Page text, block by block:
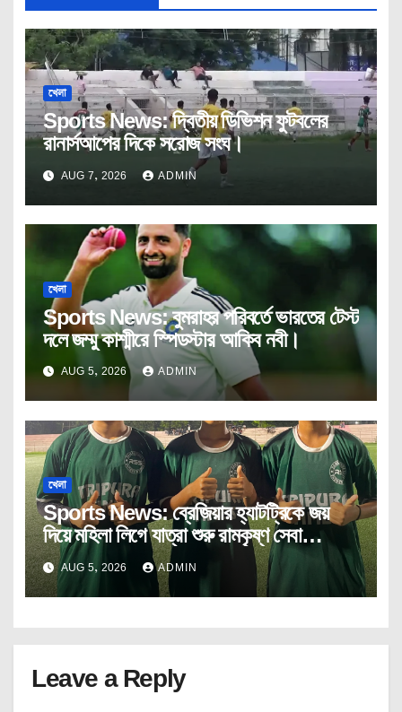
খেলা
Sports News: দ্বিতীয় ডিভিশন ফুটবলের
রানার্সআপের দিকে সরোজ সংঘ।
AUG 7, 2026 ADMIN
খেলা
Sports News: বুমরাহর পরিবর্তে ভারতের টেস্ট
দলে জম্মু কাশ্মীরে স্পিডস্টার আকিব নবী।
AUG 5, 2026 ADMIN
খেলা
Sports News: ব্রেজিয়ার হ্যাটট্রিকে জয়
দিয়ে মহিলা লিগে যাত্রা শুরু রামকৃষ্ণ সেবা
আশ্রমের।
AUG 5, 2026 ADMIN
Leave a Reply